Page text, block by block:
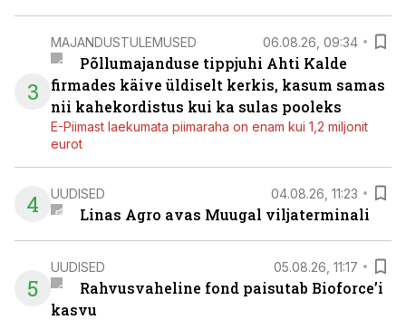
3
MAJANDUSTULEMUSED 06.08.26, 09:34
Põllumajanduse tippjuhi Ahti Kalde
firmades käive üldiselt kerkis, kasum samas
nii kahekordistus kui ka sulas pooleks
E-Piimast laekumata piimaraha on enam kui 1,2 miljonit
eurot
4 UUDISED 04.08.26, 11:23
Linas Agro avas Muugal viljaterminali
5
UUDISED 05.08.26, 11:17
Rahvusvaheline fond paisutab Bioforce’i
kasvu